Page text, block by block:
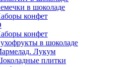
в шоколаде
конфет
конфет
в шоколаде
Лукум
плитки